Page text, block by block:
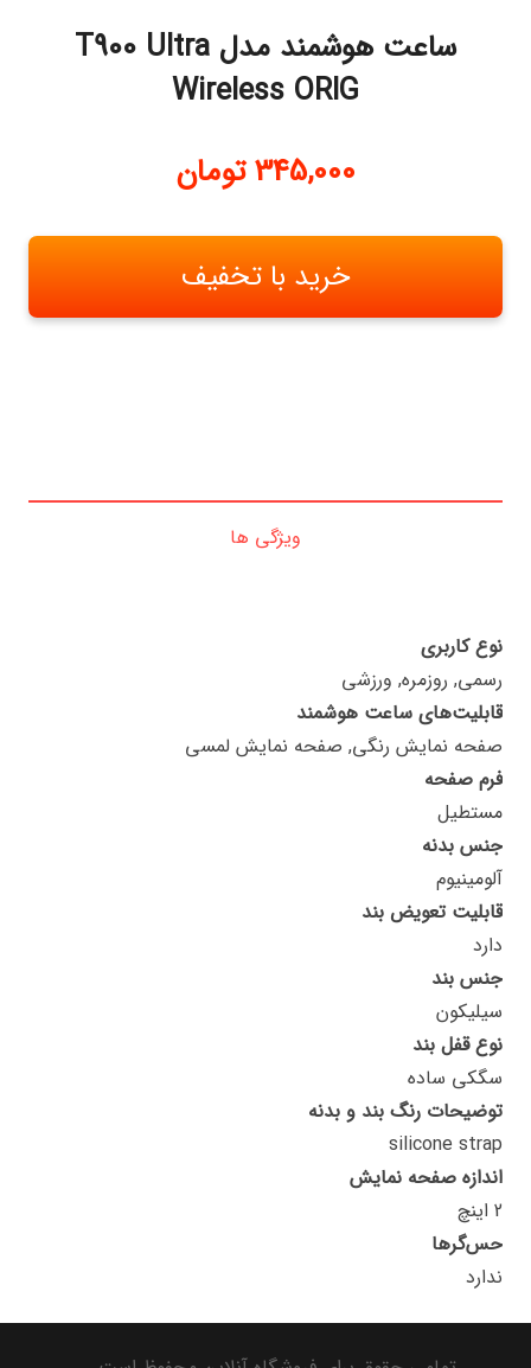
ساعت هوشمند مدل T900 UItra
Wireless ORIG
345,000 تومان
خرید با تخفیف
ویژگی ها
نوع کاربری
رسمی, روزمره, ورزشی
قابلیت‌های ساعت هوشمند
صفحه نمایش رنگی, صفحه نمایش لمسی
فرم صفحه
مستطیل
جنس بدنه
آلومینیوم
قابلیت تعویض بند
دارد
جنس بند
سیلیکون
نوع قفل بند
سگکی ساده
توضیحات رنگ بند و بدنه
silicone strap
اندازه صفحه نمایش
2 اینچ
حس‌گرها
ندارد